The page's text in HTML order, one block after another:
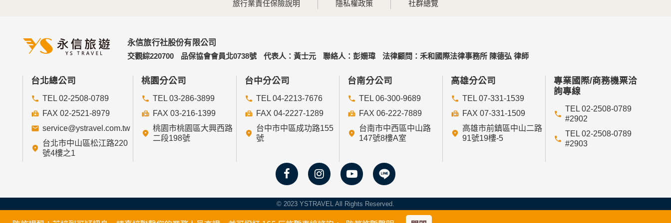
旅行業責任保險說明 隱私權政策 社群總覽
永信旅行社股份有限公司
交觀綜220700
品保協會會員北0738號 代表人：黃士元 聯絡人：彭姍瑋 法律顧問：禾和國際法律事務所 陳德弘 律師
台北總公司
TEL 02-2508-0789
FAX 02-2521-8979
service@ystravel.com.tw
台北市中山區松江路220
號4樓之1
桃園分公司
TEL 03-286-3899
FAX 03-216-1399
桃園市桃園區大興西路
二段198號
台中分公司
TEL 04-2213-7676
FAX 04-2227-1289
台中市中區成功路155
號
台南分公司
TEL 06-300-9689
FAX 06-222-7889
台南市中西區中山路
147號8樓A室
高雄分公司
TEL 07-331-1539
FAX 07-331-1509
高雄市前鎮區中山二路
91號19樓-5
專業國際/商務機票洽
詢專線
TEL 02-2508-0789
#2902
TEL 02-2508-0789
#2903
© 2023 YSTRAVEL All Rights Reserved.